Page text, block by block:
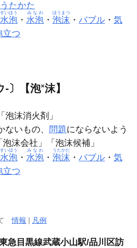
うたかた
水泡
すいほう
・ 水泡
みなわ
・ 泡沫
ほうまつ
・ バブル ・ 気
立つ
‐〕【泡×沫】
泡沫消火剤」
ないもの、 問題にならないよう
泡沫会社」「 泡沫候補」
水泡
すいほう
・ 水泡
みなわ
・ 泡沫
うたかた
・ バブル ・ 気
立つ
て情報 | 凡例
急目黒線武蔵小山駅/品川区訪